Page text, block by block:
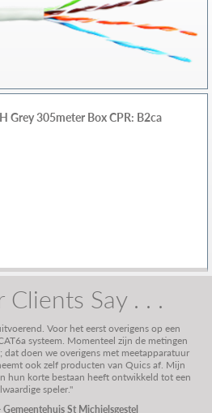
Grey 305meter Box CPR: B2ca
Say . . .
Voor het eerst overigens op een
systeem. Momenteel zijn de metingen
dat doen we overigens met meetapparatuur
ook zelf producten van Quics af. Mijn
hun korte bestaan heeft ontwikkeld tot een
speler."
St Michielsgestel